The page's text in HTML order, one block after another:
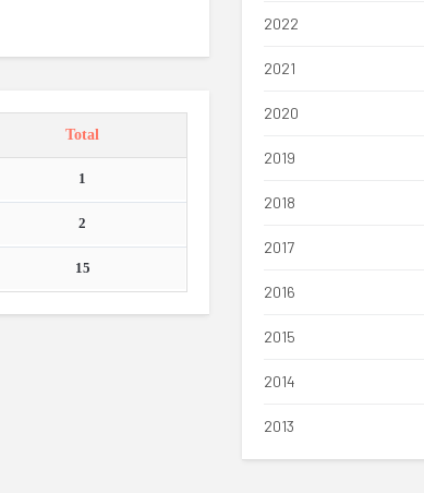
Total
1
2
15
2022
2021
2020
2019
2018
2017
2016
2015
2014
2013